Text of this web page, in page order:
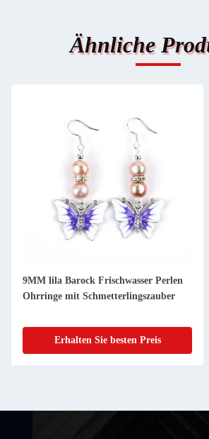
Ähnliche
9MM lila Barock Frischwasser Perlen
Ohrringe mit Schmetterlingszauber
Erhalten Sie besten Preis